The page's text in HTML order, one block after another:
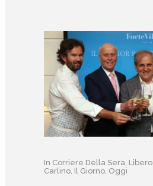
In Corriere Della Sera Libero
Carlino Il Giorno Oggi